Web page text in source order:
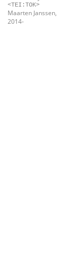
<TEI:TOK>
Maarten Janssen,
2014-